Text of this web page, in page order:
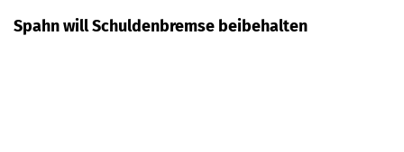
Spahn will Schuldenbremse beibehalten